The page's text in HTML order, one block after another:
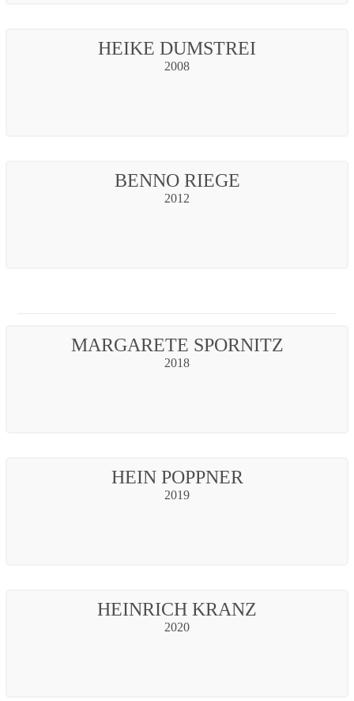
HEIKE DUMSTREI
2008
BENNO RIEGE
2012
MARGARETE SPORNITZ
2018
HEIN POPPNER
2019
HEINRICH KRANZ
2020